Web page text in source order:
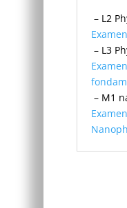
– L2
– L3
– M1